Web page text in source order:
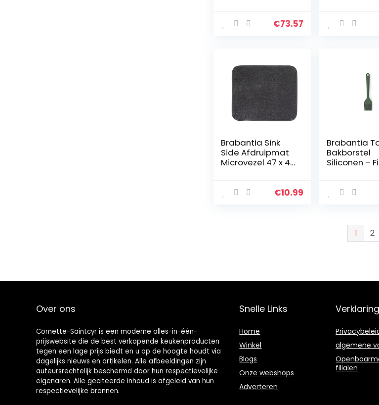
253490, Zwart
€73.57
Brabantia Sink
Side Afdruipmat
Microvezel 47 x 40
€10.99
Brabantia
Bakborstel
Siliconen –
1 2
Over ons
Cornette-Saintcyr is een moderne alles-in-één-
prijswebsite die de best verkopende keukenproducten
tegen een lage prijs biedt en u op de hoogte houdt via
dagelijks nieuws en artikelen. Alle afbeeldingen zijn
auteursrechtelijk beschermd door hun respectievelijke
eigenaren. Alle geciteerde inhoud is afgeleid van hun
respectievelijke bronnen.
Snelle Links
Home
Winkel
Blogs
Onze webshops
Adverteren
algemene
filialen